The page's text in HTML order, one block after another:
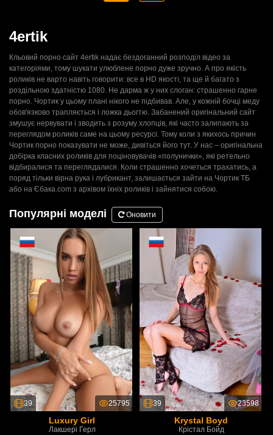
4ertik
Кльовий порно сайт 4ertik надає бездоганний розподіл відео за
категоріями, тому шукати улюблене порно дуже зручно. А про якість
роликів не варто навіть говорити: все в HD якості, та ще й багато з
роздільною здатністю 1080. Не дарма ж у них слоган: страшенно гарне
порно. Чортик у цьому плані нікого не підбивав. Але, у кожній бочці меду
обов'язково трапляється і ложка дьогтю. Забанений оригінальний сайт
змушує нервувати і зводить з розуму хлопців, які часто залипають за
переглядом роликів саме на цьому ресурсі. Тому коли з якихось причин
Чортик порно показувати не може, дивіться його тут. У нас – оригінальна
добірка класних роликів для поціновувачів «полунички», які ретельно
відбиралися та переглядалися. Коли страшенно хочеться трахатись, а
поряд тільки вірна рука і лубрикант, залишається зайти на Чортик ТБ
або на Єбака.com з архівом їхніх роликів і зайнятися собою.
Популярні моделі Оновити
39 25795
Luxury Girl
Лакшері Герл
39 23598
Krystal Boyd
Крістал Бойд